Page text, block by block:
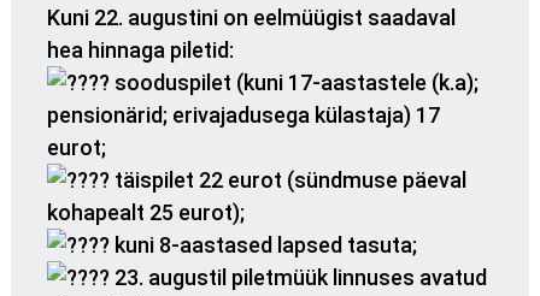
Kuni 22. augustini on eelmüügist saadaval
hea hinnaga piletid:
sooduspilet (kuni 17-aastastele (k.a);
pensionärid; erivajadusega külastaja) 17
eurot;
täispilet 22 eurot (sündmuse päeval
kohapealt 25 eurot);
kuni 8-aastased lapsed tasuta;
23. augustil piletmüük linnuses avatud